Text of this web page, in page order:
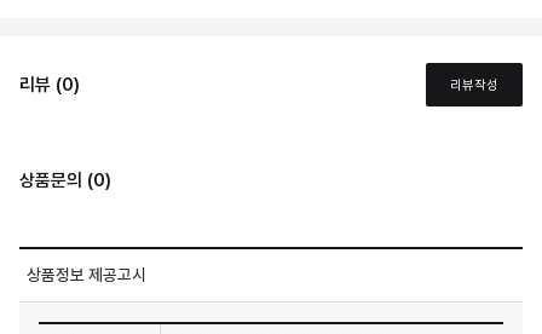
리뷰 (0) 리뷰작성
상품문의 (0)
상품정보 제공고시